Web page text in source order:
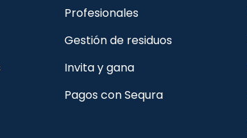
Profesionales
Gestión de residuos
Invita y gana
Pagos con Sequra